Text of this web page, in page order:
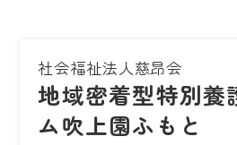
社会福祉法人慈昂会
地域密着型特別養
ム吹上園ふもと